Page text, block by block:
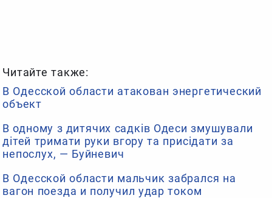
Читайте также:
В Одесской области атакован энергетический
объект
В одному з дитячих садків Одеси змушували
дітей тримати руки вгору та присідати за
непослух, — Буйневич
В Одесской области мальчик забрался на
вагон поезда и получил удар током